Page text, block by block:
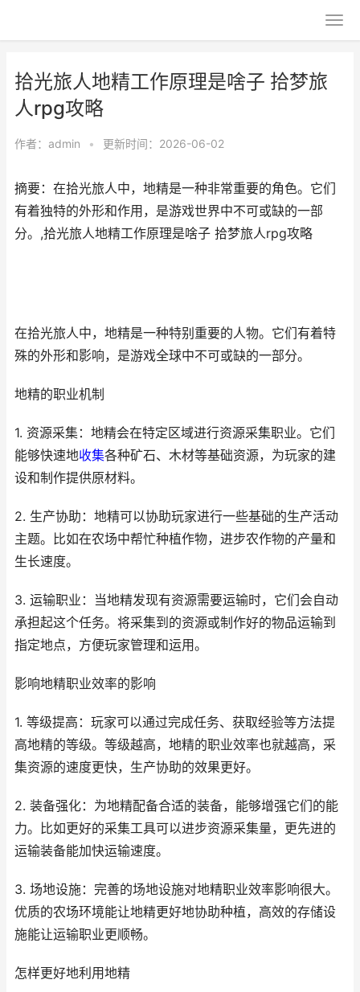
拾光旅人地精工作原理是啥子 拾梦旅
人rpg攻略
作者： admin • 更新时间：2026-06-02
摘要：在拾光旅人中，地精是一种非常重要的角色。它们
有着独特的外形和作用，是游戏世界中不可或缺的一部
分。,拾光旅人地精工作原理是啥子 拾梦旅人rpg攻略
在拾光旅人中，地精是一种特别重要的人物。它们有着特
殊的外形和影响，是游戏全球中不可或缺的一部分。
地精的职业机制
1. 资源采集：地精会在特定区域进行资源采集职业。它们
能够快速地收集各种矿石、木材等基础资源，为玩家的建
设和制作提供原材料。
2. 生产协助：地精可以协助玩家进行一些基础的生产活动
主题。比如在农场中帮忙种植作物，进步农作物的产量和
生长速度。
3. 运输职业：当地精发现有资源需要运输时，它们会自动
承担起这个任务。将采集到的资源或制作好的物品运输到
指定地点，方便玩家管理和运用。
影响地精职业效率的影响
1. 等级提高：玩家可以通过完成任务、获取经验等方法提
高地精的等级。等级越高，地精的职业效率也就越高，采
集资源的速度更快，生产协助的效果更好。
2. 装备强化：为地精配备合适的装备，能够增强它们的能
力。比如更好的采集工具可以进步资源采集量，更先进的
运输装备能加快运输速度。
3. 场地设施：完善的场地设施对地精职业效率影响很大。
优质的农场环境能让地精更好地协助种植，高效的存储设
施能让运输职业更顺畅。
怎样更好地利用地精